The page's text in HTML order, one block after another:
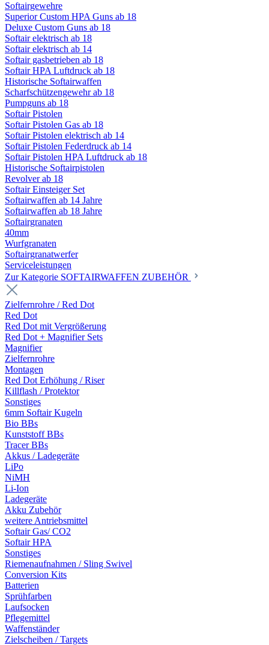
Softairgewehre
Superior Custom HPA Guns ab 18
Deluxe Custom Guns ab 18
Softair elektrisch ab 18
Softair elektrisch ab 14
Softair gasbetrieben ab 18
Softair HPA Luftdruck ab 18
Historische Softairwaffen
Scharfschützengewehr ab 18
Pumpguns ab 18
Softair Pistolen
Softair Pistolen Gas ab 18
Softair Pistolen elektrisch ab 14
Softair Pistolen Federdruck ab 14
Softair Pistolen HPA Luftdruck ab 18
Historische Softairpistolen
Revolver ab 18
Softair Einsteiger Set
Softairwaffen ab 14 Jahre
Softairwaffen ab 18 Jahre
Softairgranaten
40mm
Wurfgranaten
Softairgranatwerfer
Serviceleistungen
Zur Kategorie SOFTAIRWAFFEN ZUBEHÖR
Zielfernrohre / Red Dot
Red Dot
Red Dot mit Vergrößerung
Red Dot + Magnifier Sets
Magnifier
Zielfernrohre
Montagen
Red Dot Erhöhung / Riser
Killflash / Protektor
Sonstiges
6mm Softair Kugeln
Bio BBs
Kunststoff BBs
Tracer BBs
Akkus / Ladegeräte
LiPo
NiMH
Li-Ion
Ladegeräte
Akku Zubehör
weitere Antriebsmittel
Softair Gas/ CO2
Softair HPA
Sonstiges
Riemenaufnahmen / Sling Swivel
Conversion Kits
Batterien
Sprühfarben
Laufsocken
Pflegemittel
Waffenständer
Zielscheiben / Targets